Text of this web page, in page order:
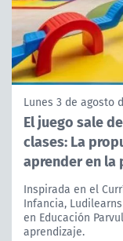
Lunes 3 de agosto
El juego sale
clases: La
aprender en la
Inspirada en el
Infancia,
en Educación
aprendizaje.